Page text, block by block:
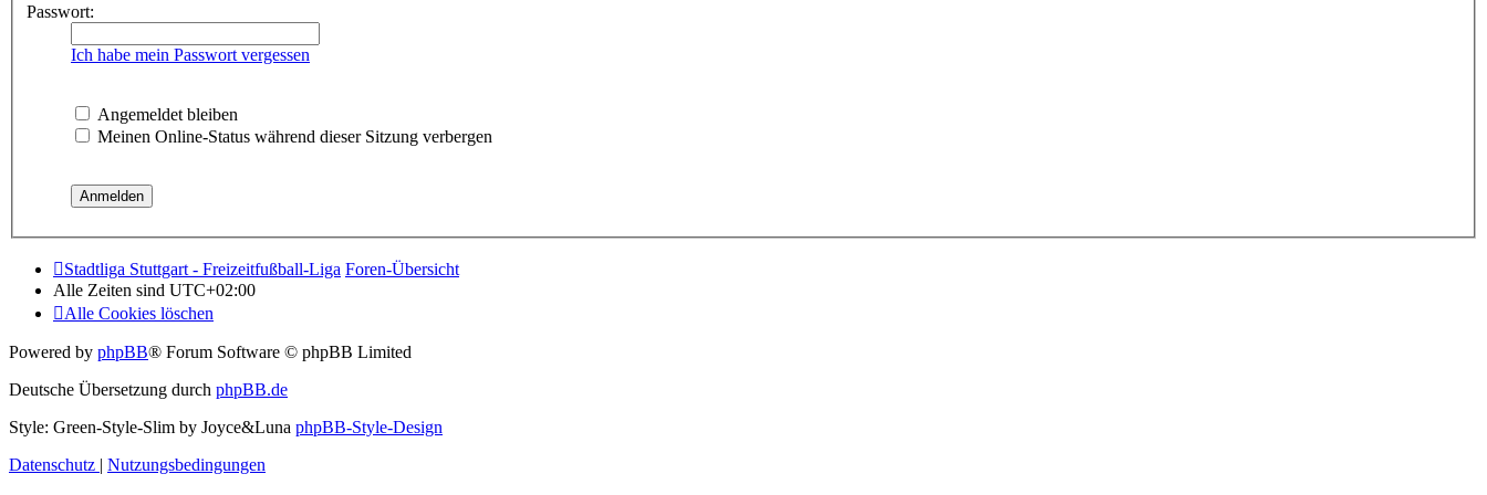
Passwort:
Ich habe mein Passwort vergessen
Angemeldet bleiben
Meinen Online-Status während dieser Sitzung verbergen
Stadtliga Stuttgart - Freizeitfußball-Liga Foren-Übersicht
Alle Zeiten sind UTC+02:00
Alle Cookies löschen
Powered by phpBB® Forum Software © phpBB Limited
Deutsche Übersetzung durch phpBB.de
Style: Green-Style-Slim by Joyce&Luna phpBB-Style-Design
Datenschutz | Nutzungsbedingungen